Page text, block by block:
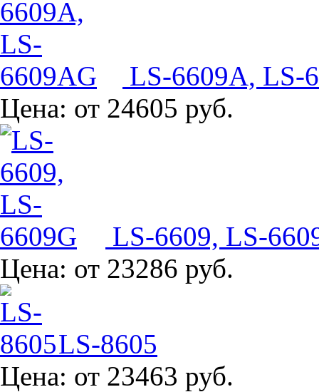
LS-6609A, LS-
Цена: от 24605 руб.
LS-6609, LS-
Цена: от 23286 руб.
LS-8605
Цена: от 23463 руб.